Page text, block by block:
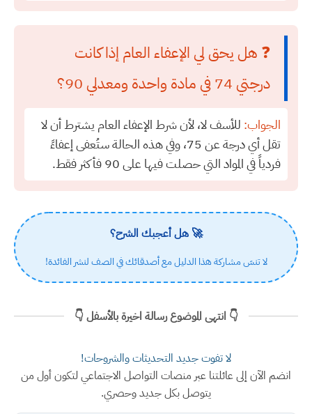
❓ هل يحق لي الإعفاء العام إذا كانت
درجتي 74 في مادة واحدة ومعدلي 90؟
الجواب: للأسف لا، لأن شرط الإعفاء العام يشترط أن لا
تقل أي درجة عن 75، وفي هذه الحالة ستُعفى إعفاءً
فردياً في المواد التي حصلت فيها على 90 فأكثر فقط.
🚀 هل أعجبك الشرح؟
لا تنسَ مشاركة هذا الدليل مع أصدقائك في الصف لنشر الفائدة!
👇 انتهى الموضوع رسالة اخيرة بالأسفل 👇
لا تفوت جديد التحديثات والشروحات!
انضم الآن إلى عائلتنا عبر منصات التواصل الاجتماعي لتكون أول من
يتوصل بكل جديد وحصري.